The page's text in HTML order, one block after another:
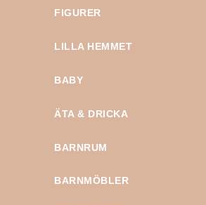
FIGURER
LILLA HEMMET
BABY
ÄTA & DRICKA
BARNRUM
BARNMÖBLER